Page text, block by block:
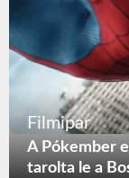
Filmipar
A Pókember
tarolta le a